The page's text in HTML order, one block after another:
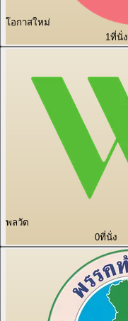
โอกาสใหม่
1ที่นั่ง
พลวัต
0ที่นั่ง